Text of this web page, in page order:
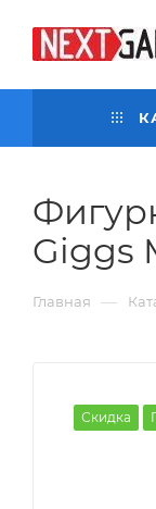
Giggs
Главная —
Скидка